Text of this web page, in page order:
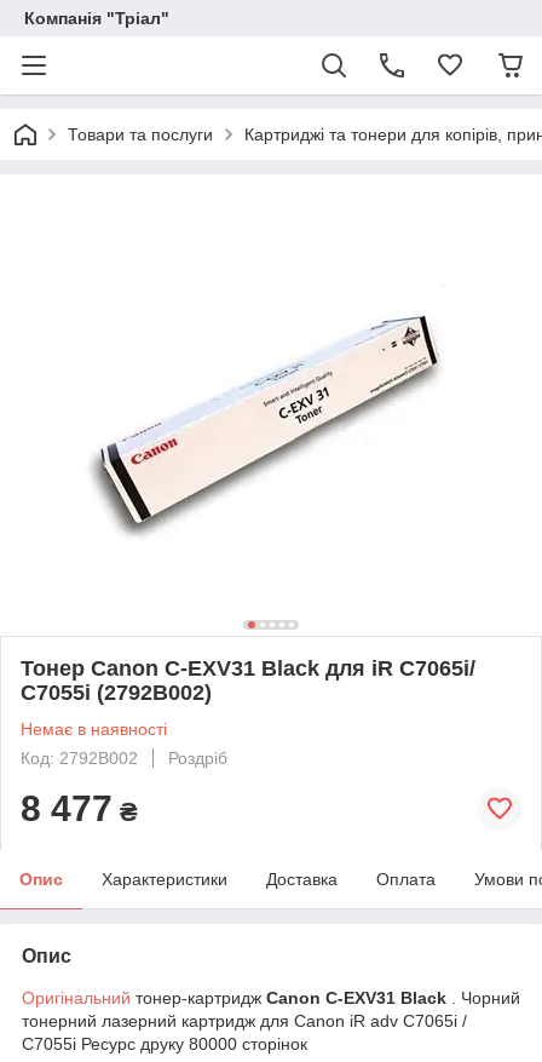
Компанія "Тріал"
Товари та послуги Картриджі та тонери для копірів,
Тонер Canon C-EXV31 Black для iR C7065i/
C7055i (2792B002)
Немає в наявності
Код: 2792B002
Роздріб
8 477 ₴
Опис Характеристики Доставка Оплата Умови
Опис
Оригінальний тонер-картридж Canon C-EXV31 Black
. Чорний
тонерний лазерний картридж для Canon iR adv C7065i /
C7055i Ресурс друку 80000 сторінок